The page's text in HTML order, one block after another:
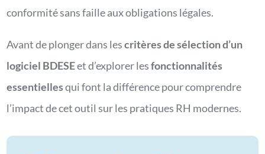
conformité sans faille aux obligations légales.
Avant de plonger dans lescritères de sélection d’un
logiciel BDESEet d’explorer lesfonctionnalités
essentiellesqui font la différence pour comprendre
l’impact de cet outil sur les pratiques RH modernes.